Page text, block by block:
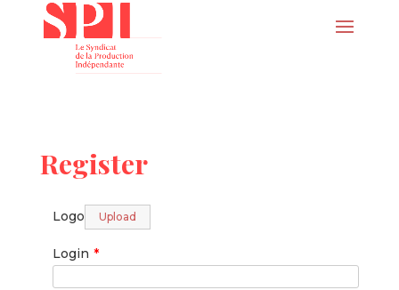
Register
Logo Upload
Login *